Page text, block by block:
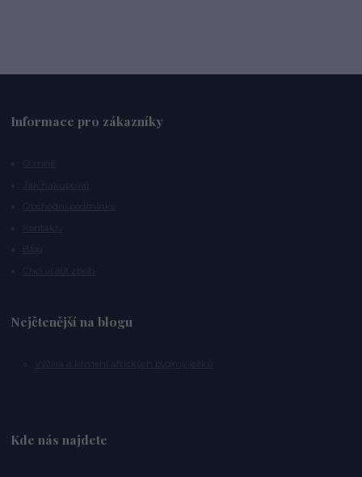
Informace pro zákazníky
Nejčtenější na blogu
Kde nás najdete